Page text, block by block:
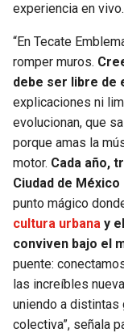
experiencia en vivo.
“En Tecate
romper muros.
debe ser libre de
explicaciones ni
evolucionan, que
porque amas la
motor. Cada año,
Ciudad de
punto mágico
cultura urbana y
conviven bajo el
puente:
las increíbles
uniendo a distintas
colectiva”, señala